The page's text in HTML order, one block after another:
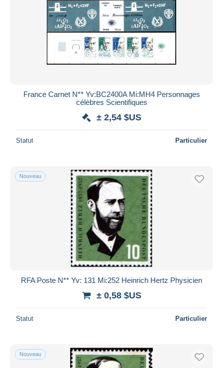
France Carnet N** Yv:BC2400A Mi:MH4 Personnages
célèbres Scientifiques
± 2,54 $US
Statut Particulier
Nouveau
RFA Poste N** Yv: 131 Mi:252 Heinrich Hertz Physicien
± 0,58 $US
Statut Particulier
Nouveau